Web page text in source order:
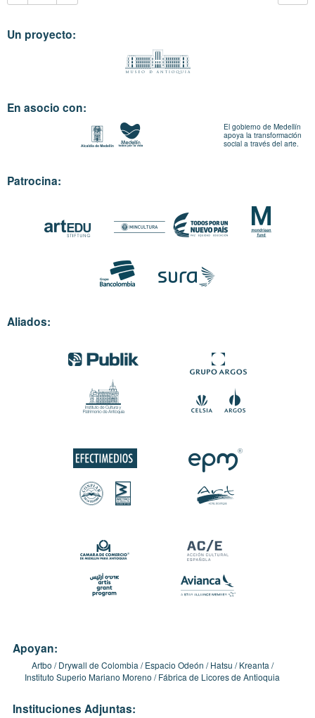
Un proyecto:
En asocio con:
El gobierno de Medellín
apoya la transformación
social a través del arte.
Patrocina:
Aliados:
Apoyan:
Artbo Drywall de Colombia Espacio Odeón Hatsu
Kreanta
Instituto Superio Mariano Moreno
Fábrica de Licores de Antioquia
Instituciones Adjuntas: